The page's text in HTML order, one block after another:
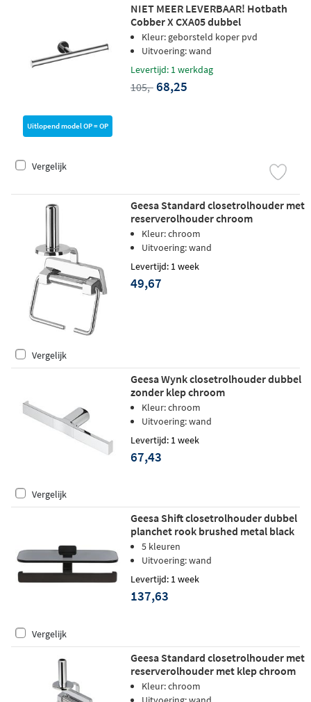
Uitlopend model OP = OP
NIET MEER LEVERBAAR! Hotbath
Cobber X CXA05 dubbel
toiletrolhouder - geborsteld koper
pvd
Kleur: geborsteld koper pvd
Uitvoering: wand
Levertijd: 1 werkdag
105,- 68,25
Vergelijk
Geesa Standard closetrolhouder met
reserverolhouder chroom
Kleur: chroom
Uitvoering: wand
Levertijd: 1 week
49,67
Vergelijk
Geesa Wynk closetrolhouder dubbel
zonder klep chroom
Kleur: chroom
Uitvoering: wand
Levertijd: 1 week
67,43
Vergelijk
Geesa Shift closetrolhouder dubbel
planchet rook brushed metal black
5 kleuren
Uitvoering: wand
Levertijd: 1 week
137,63
Vergelijk
Geesa Standard closetrolhouder met
reserverolhouder met klep chroom
Kleur: chroom